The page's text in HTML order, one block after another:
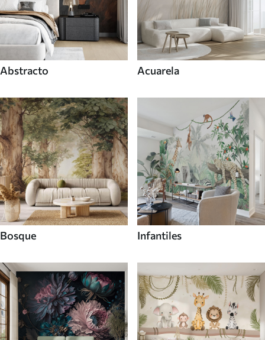
Abstracto Acuarela
Bosque Infantiles